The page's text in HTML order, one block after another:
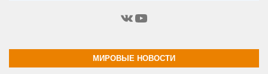
ВКонтакте
YouTube
МИРОВЫЕ НОВОСТИ